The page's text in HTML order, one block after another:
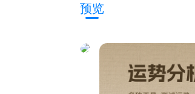
预览